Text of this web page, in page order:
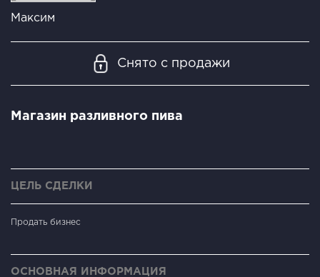
Максим
Снято с продажи
Магазин разливного пива
ЦЕЛЬ СДЕЛКИ
Продать бизнес
ОСНОВНАЯ ИНФОРМАЦИЯ